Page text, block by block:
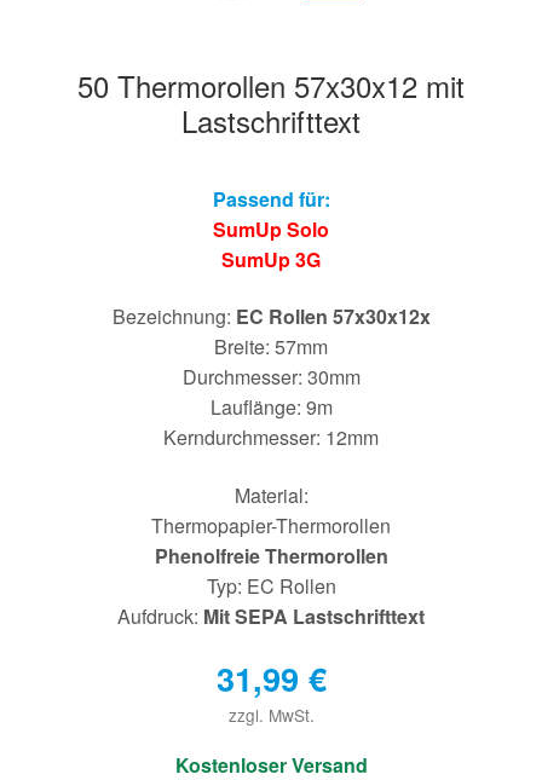
50 Thermorollen 57x30x12 mit
Lastschrifttext
Passend für:
SumUp Solo
SumUp 3G
Bezeichnung: EC Rollen 57x30x12x
Breite: 57mm
Durchmesser: 30mm
Lauflänge: 9m
Kerndurchmesser: 12mm
Material:
Thermopapier-Thermorollen
Phenolfreie Thermorollen
Typ: EC Rollen
Aufdruck: Mit SEPA Lastschrifttext
31,99 €
zzgl. MwSt.
€
Kostenloser Versand